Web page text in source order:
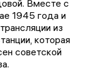
Вместе с
1945 года и
из
которая
советской